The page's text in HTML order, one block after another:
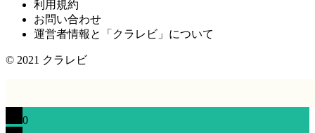
利用規約
お問い合わせ
運営者情報と「クラレビ」について
© 2021 クラレビ
0